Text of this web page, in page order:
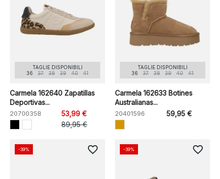
TAGLIE DISPONIBILI
36
37 38 39 40 41
Carmela 162640 Zapatillas
Deportivas...
20700358
53,99 €
89,95 €
TAGLIE DISPONIBILI
36
37 38 39 40 41
Carmela 162633 Botines
Australianas...
20401596 59,95 €
-39% favorite_border -39% favorite_border